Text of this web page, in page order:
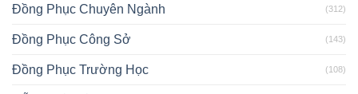
Đồng Phục Chuyên Ngành (312)
Đồng Phục Công Sở (143)
Đồng Phục Trường Học (108)